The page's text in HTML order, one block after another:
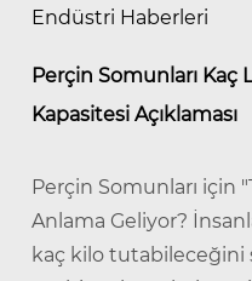
Endüstri Haberleri
Perçin Somunları Kaç
Kapasitesi Açıklaması
Perçin Somunları için
Anlama Geliyor?
kaç kilo tutabileceğini